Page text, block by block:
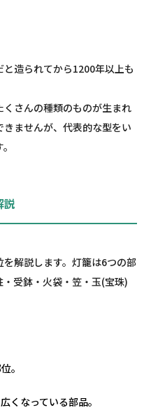
造られてから1200年以上も
さんの種類のものが生まれ
ませんが、代表的な型をい
説
解説します。灯籠は6つの部
受鉢・火袋・笠・玉(宝珠)
。
くなっている部品。